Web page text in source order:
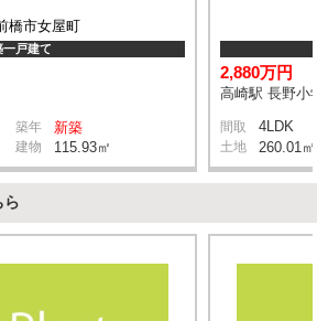
橋市女屋町
一戸建て
築年 新築
建物 115.93㎡
2,880万円
高崎駅 長野小
間取 4LDK
土地 260.01㎡
ら